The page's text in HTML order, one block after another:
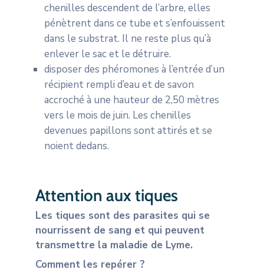
chenilles descendent de l’arbre, elles
pénètrent dans ce tube et s’enfouissent
dans le substrat. Il ne reste plus qu’à
enlever le sac et le détruire.
disposer des phéromones à l’entrée d’un
récipient rempli d’eau et de savon
accroché à une hauteur de 2,50 mètres
vers le mois de juin. Les chenilles
devenues papillons sont attirés et se
noient dedans.
Attention aux tiques
Les tiques sont des parasites qui se
nourrissent de sang et qui peuvent
transmettre la maladie de Lyme.
Comment les repérer ?